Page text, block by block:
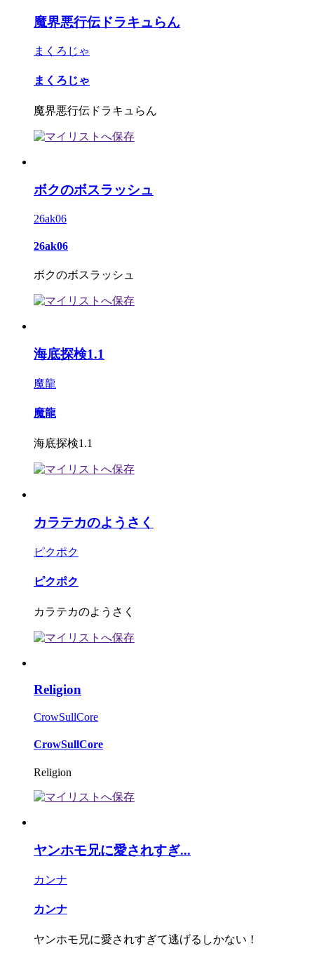
魔界悪行伝ドラキュらん
まくろじゃ
まくろじゃ
魔界悪行伝ドラキュらん
ボクのボスラッシュ
26ak06
26ak06
ボクのボスラッシュ
海底探検1.1
魔龍
魔龍
海底探検1.1
カラテカのようさく
ピクポク
ピクポク
カラテカのようさく
Religion
CrowSullCore
CrowSullCore
Religion
ヤンホモ兄に愛されすぎ...
カンナ
カンナ
ヤンホモ兄に愛されすぎて逃げるしかない！